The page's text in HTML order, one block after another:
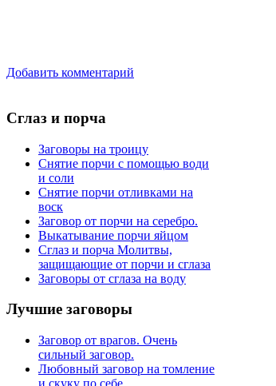
Добавить комментарий
Сглаз и порча
Заговоры на троицу
Снятие порчи с помощью води
и соли
Снятие порчи отливками на
воск
Заговор от порчи на серебро.
Выкатывание порчи яйцом
Сглаз и порча Молитвы,
защищающие от порчи и сглаза
Заговоры от сглаза на воду
Лучшие заговоры
Заговор от врагов. Очень
сильный заговор.
Любовный заговор на томление